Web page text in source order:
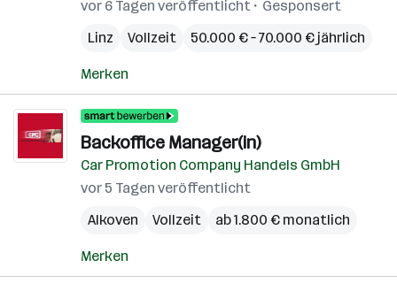
vor 6 Tagen veröffentlicht
Gesponsert
Linz
Vollzeit 50.000 € – 70.000 € jährlich
Merken
Backoffice Manager(in)
Car Promotion Company Handels GmbH
vor 5 Tagen veröffentlicht
Alkoven
Vollzeit ab 1.800 € monatlich
Merken